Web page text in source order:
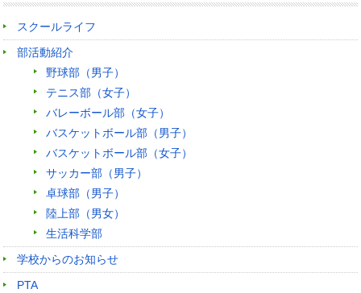
スクールライフ
部活動紹介
野球部（男子）
テニス部（女子）
バレーボール部（女子）
バスケットボール部（男子）
バスケットボール部（女子）
サッカー部（男子）
卓球部（男子）
陸上部（男女）
生活科学部
学校からのお知らせ
PTA